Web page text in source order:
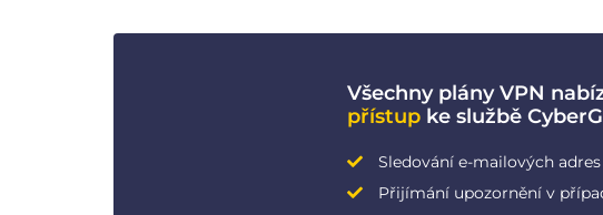
Všechny plány VPN
přístup ke službě
Sledování e-mailových
Přijímání upozornění v